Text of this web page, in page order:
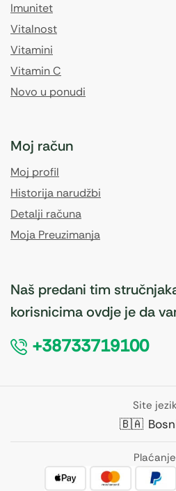
Imunitet
Vitalnost
Vitamini
Vitamin C
Novo u ponudi
Moj račun
Moj profil
Historija narudžbi
Detalji računa
Moja Preuzimanja
Naš predani tim
korisnicima ovdje je da
+38733719100
Site
🇧🇦